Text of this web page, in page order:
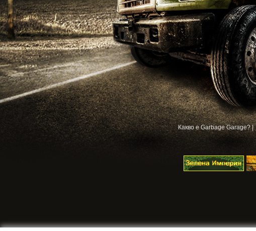
Какво е Garbage Garage? |